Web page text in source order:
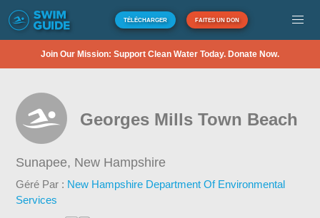
TÉLÉCHARGER FAITES UN DON
Join Our Mission: Support Clean Water Today. Donate Now.
Georges Mills Town Beach
Sunapee, New Hampshire
Géré Par : New Hampshire Department Of Environmental
Services